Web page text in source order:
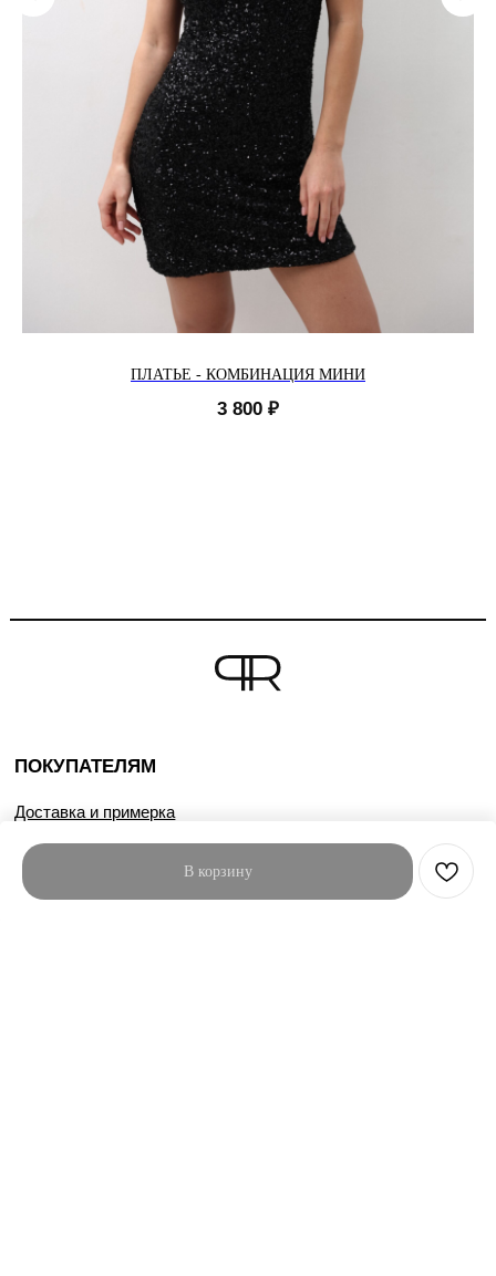
В корзину
ПЛАТЬЕ - КОМБИНАЦИЯ МИНИ
3 800 ₽
ПОКУПАТЕЛЯМ
Доставка и примерка
Условия возврата
Оферта